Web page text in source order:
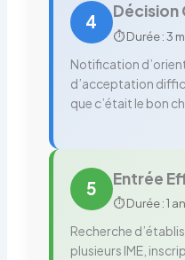
4 Décision
⏱️ Durée : 3
Notification
d’acceptation
que c’était le bon
5 Entrée
⏱️ Durée : 1
Recherche
plusieurs IME,